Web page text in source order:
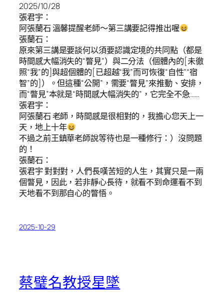
2025/10/28
張君宇：
阿張蘭石 溫馨提醒老師～第三講要記得推出喔
張蘭石：
原來第三講是要談何以須要認識定境的共同點（都是
時間感大幅消失的“瞥見”）與二分法（個體內的[未徹
照“我”的]與超個體的[已超越“我”而可恢復“自性”“宿
智”的]）。但這種“公開”，需要“瞥見”來推動、安排，
而“瞥見”本就是“時間感大幅消失的”，它完全不急……
張君宇：
阿張蘭石 老師，時間感是很相對的，我擔心您天上一
天，地上十年
不過之前王鎮華老師說等待也是一種修行：）沒問題
的！
張蘭石：
張君宇 對對對，人們長嘆苦短的人生，其實只是一兩
個瞥見，因此，若非靜心長待，就看不到命運看不到
天地看不到那自心的瞥悟。
2025-10-29
蔡璧名教授星墜